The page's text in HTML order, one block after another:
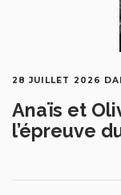
28 JUILLET 2026
Anaïs et
l’épreuve